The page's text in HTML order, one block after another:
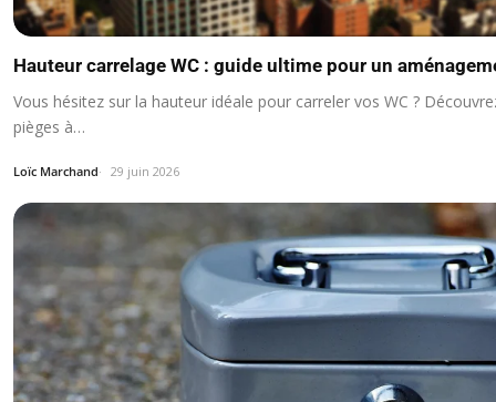
Hauteur carrelage WC : guide ultime pour un
Vous hésitez sur la hauteur idéale pour carreler vos WC ?
pièges à…
Loïc Marchand 29 juin 2026